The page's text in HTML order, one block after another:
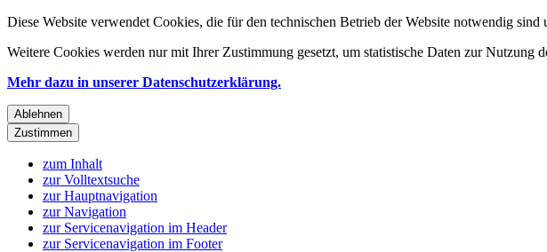
Diese Website verwendet Cookies, die für den technischen Betrieb der Website notwendig sind
Weitere Cookies werden nur mit Ihrer Zustimmung gesetzt, um statistische Daten zur Nutzung
Mehr dazu in unserer Datenschutzerklärung.
Ablehnen
Zustimmen
zum Inhalt
zur Volltextsuche
zur Hauptnavigation
zur Navigation
zur Servicenavigation im Header
zur Servicenavigation im Footer